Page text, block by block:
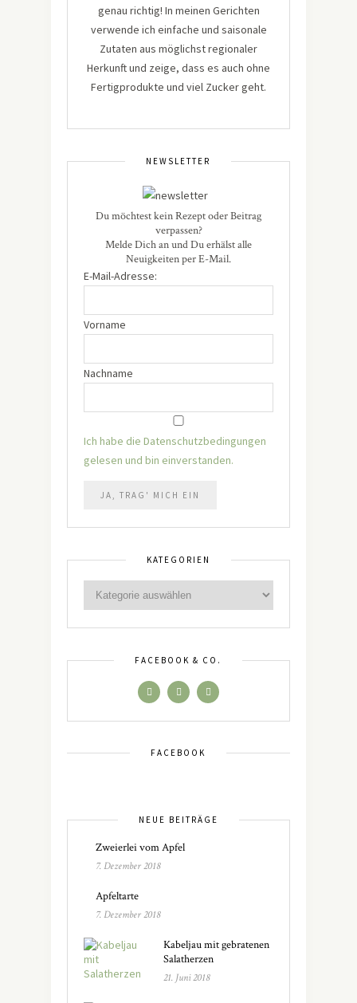
genau richtig! In meinen Gerichten
verwende ich einfache und saisonale
Zutaten aus möglichst regionaler
Herkunft und zeige, dass es auch ohne
Fertigprodukte und viel Zucker geht.
NEWSLETTER
Du möchtest kein Rezept oder Beitrag
verpassen?
Melde Dich an und Du erhälst alle
Neuigkeiten per E-Mail.
E-Mail-Adresse:
Vorname
Nachname
Ich habe die Datenschutzbedingungen
gelesen und bin einverstanden.
KATEGORIEN
FACEBOOK & CO.
FACEBOOK
NEUE BEITRÄGE
Zweierlei vom Apfel
7. Dezember 2018
Apfeltarte
7. Dezember 2018
Kabeljau mit gebratenen
Salatherzen
21. Juni 2018